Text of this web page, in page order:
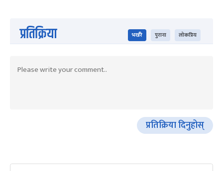
प्रतिक्रिया भर्खरै पुराना लोकप्रिय
प्रतिक्रिया दिनुहोस्